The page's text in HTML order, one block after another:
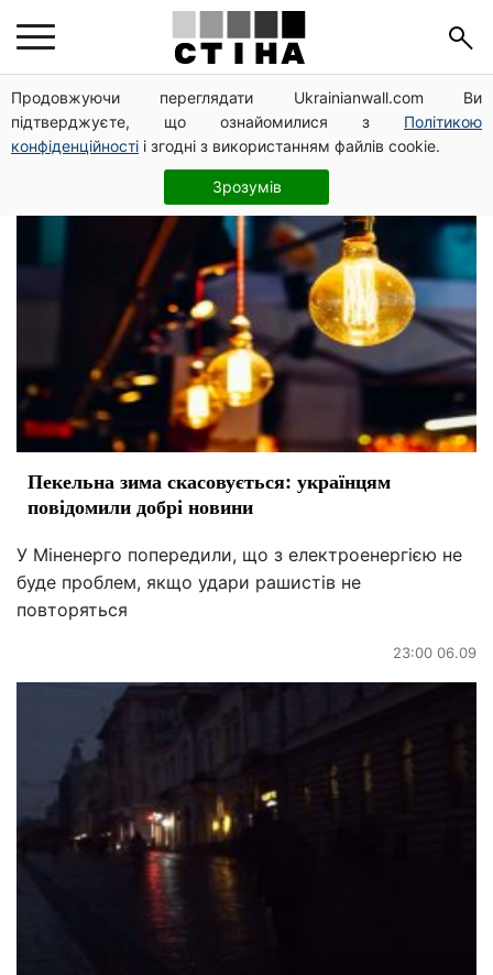
Продовжуючи переглядати Ukrainianwall.com Ви
підтверджуєте, що ознайомилися з Політикою
конфіденційності і згодні з використанням файлів cookie.
Зрозумів
Минэнерго
Пекельна зима скасовується: українцям
повідомили добрі новини
У Міненерго попередили, що з електроенергією не
буде проблем, якщо удари рашистів не
повторяться
23:00 06.09